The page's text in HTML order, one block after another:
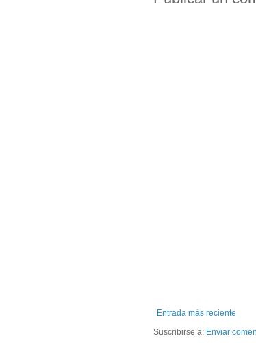
Entrada más reciente
Suscribirse a: Enviar